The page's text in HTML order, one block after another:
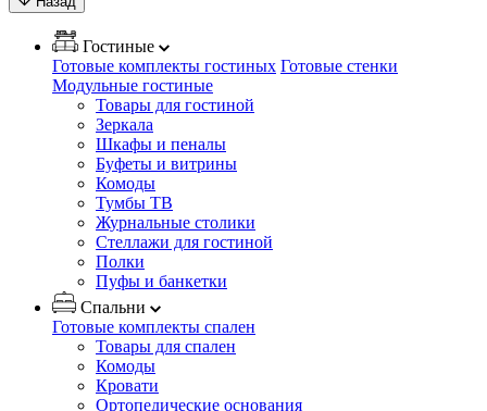
Гостиные
Готовые комплекты гостиных Готовые стенки
Модульные гостиные
Товары для гостиной
Зеркала
Шкафы и пеналы
Буфеты и витрины
Комоды
Тумбы ТВ
Журнальные столики
Стеллажи для гостиной
Полки
Пуфы и банкетки
Спальни
Готовые комплекты спален
Товары для спален
Комоды
Кровати
Ортопедические основания